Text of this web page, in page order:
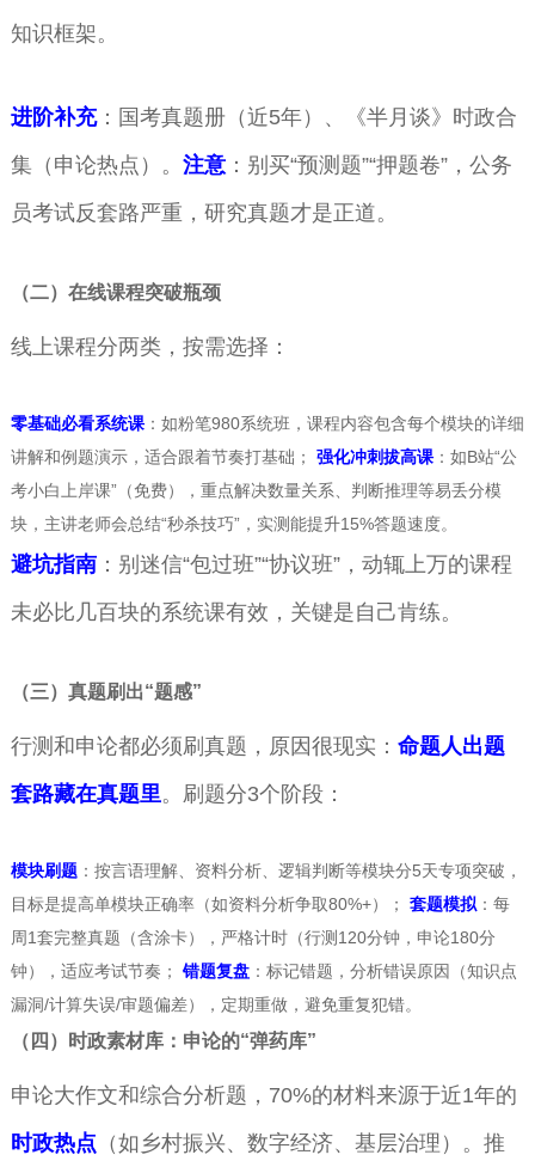
知识框架。
进阶补充：国考真题册（近5年）、《半月谈》时政合
集（申论热点）。 注意：别买“预测题”“押题卷”，公务
员考试反套路严重，研究真题才是正道。
（二）在线课程突破瓶颈
线上课程分两类，按需选择：
零基础必看系统课：如粉笔980系统班，课程内容包含每个模块的详细
讲解和例题演示，适合跟着节奏打基础； 强化冲刺拔高课：如B站“公
考小白上岸课”（免费），重点解决数量关系、判断推理等易丢分模
块，主讲老师会总结“秒杀技巧”，实测能提升15%答题速度。
避坑指南：别迷信“包过班”“协议班”，动辄上万的课程
未必比几百块的系统课有效，关键是自己肯练。
（三）真题刷出“题感”
行测和申论都必须刷真题，原因很现实： 命题人出题
套路藏在真题里。刷题分3个阶段：
模块刷题：按言语理解、资料分析、逻辑判断等模块分5天专项突破，
目标是提高单模块正确率（如资料分析争取80%+）； 套题模拟：每
周1套完整真题（含涂卡），严格计时（行测120分钟，申论180分
钟），适应考试节奏； 错题复盘：标记错题，分析错误原因（知识点
漏洞/计算失误/审题偏差），定期重做，避免重复犯错。
（四）时政素材库：申论的“弹药库”
申论大作文和综合分析题，70%的材料来源于近1年的
时政热点 （如乡村振兴、数字经济、基层治理）。推